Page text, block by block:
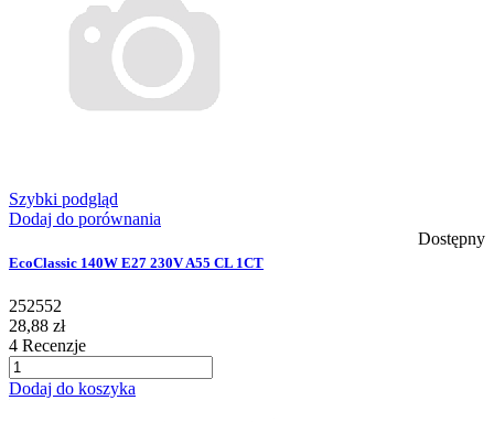
Szybki podgląd
Dodaj do porównania
Dostępny
EcoClassic 140W E27 230V A55 CL 1CT
252552
28,88 zł
4 Recenzje
Dodaj do koszyka